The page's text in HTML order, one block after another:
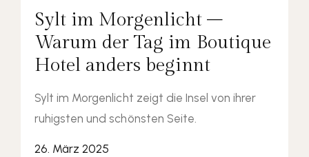
Sylt im Morgenlicht –
Warum der Tag im Boutique
Hotel anders beginnt
Sylt im Morgenlicht zeigt die Insel von ihrer
ruhigsten und schönsten Seite.
26. März 2025